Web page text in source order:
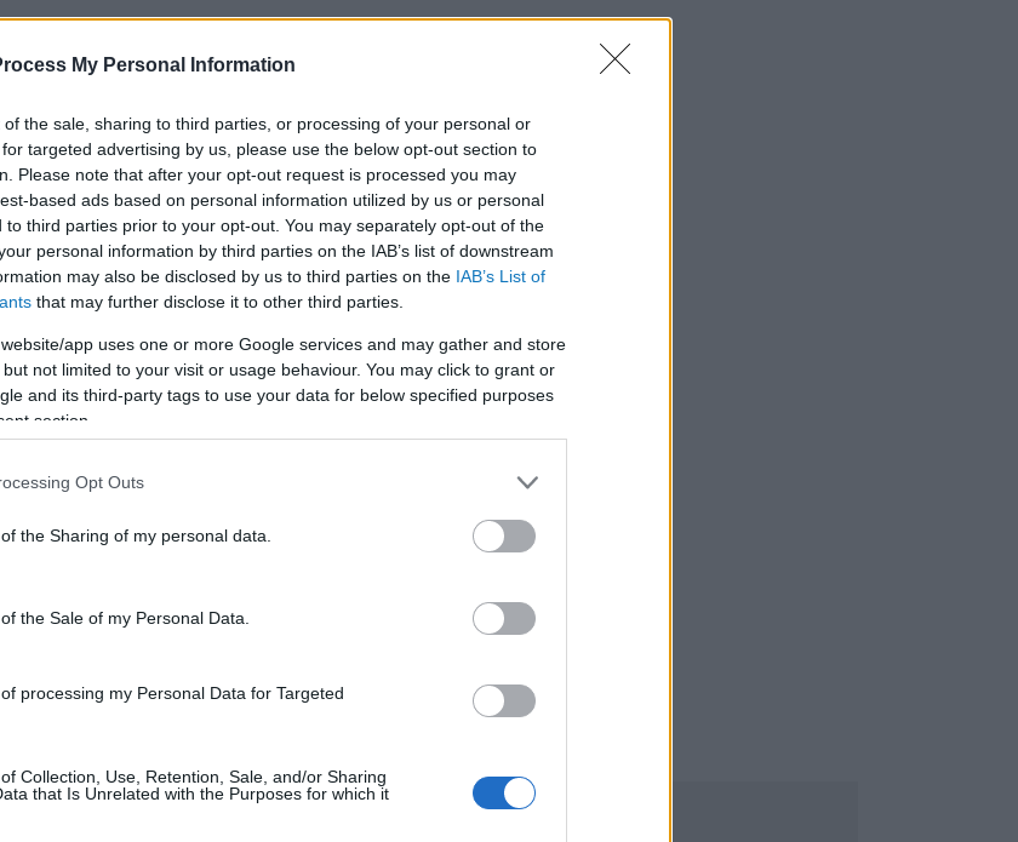
My Personal Information
the sale, sharing to third parties, or processing of your personal or
targeted advertising by us, please use the below opt-out section to
Please note that after your opt-out request is processed you may
based ads based on personal information utilized by us or personal
to third parties prior to your opt-out. You may separately opt-out of the
personal information by third parties on the IAB’s list of downstream
may also be disclosed by us to third parties on the IAB’s List of
that may further disclose it to other third parties.
app uses one or more Google services and may gather and store
not limited to your visit or usage behaviour. You may click to grant or
and its third-party tags to use your data for below specified purposes
section.
Opt Outs
the Sharing of my personal data.
the Sale of my Personal Data.
processing my Personal Data for Targeted
Collection, Use, Retention, Sale, and/or Sharing
that Is Unrelated with the Purposes for which it
Békében az egyéni,
válságban a közösségi
jogok a fontosak -
Reaktor podcast Varga
Judittal
Podcast sorozatunk következő adásában
miniszter asszonnyal. Podcast letöltése